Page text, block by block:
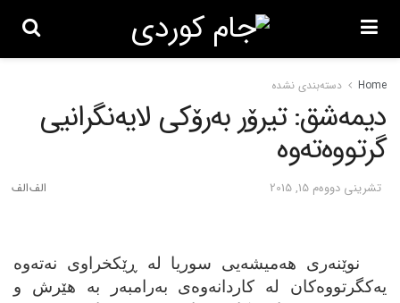
Home دسته‌بندی نشده
دیمه‌شق: تیرۆر به‌رۆکی لایه‌نگرانیی
گرتووه‌ته‌وه‌‌
تشرینی دووه‌م 15, 2015
نوێنه‌ری هه‌میشه‌یی سوریا له‌ ڕێکخراوی نه‌ته‌وه‌
یه‌کگرتووه‌کان له‌ کاردانه‌وه‌ی به‌رامبه‌ر به‌ هێرش و